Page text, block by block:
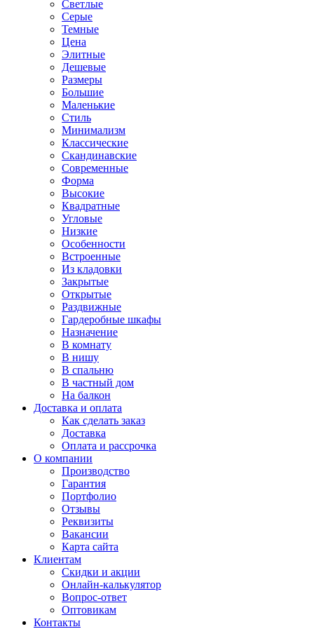
Светлые
Серые
Темные
Цена
Элитные
Дешевые
Размеры
Большие
Маленькие
Стиль
Минимализм
Классические
Скандинавские
Современные
Форма
Высокие
Квадратные
Угловые
Низкие
Особенности
Встроенные
Из кладовки
Закрытые
Открытые
Раздвижные
Гардеробные шкафы
Назначение
В комнату
В нишу
В спальню
В частный дом
На балкон
Доставка и оплата
Как сделать заказ
Доставка
Оплата и рассрочка
О компании
Производство
Гарантия
Портфолио
Отзывы
Реквизиты
Вакансии
Карта сайта
Клиентам
Скидки и акции
Онлайн-калькулятор
Вопрос-ответ
Оптовикам
Контакты